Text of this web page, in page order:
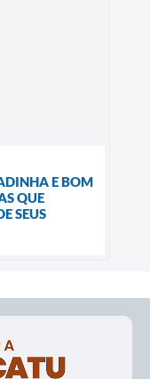
E BOM
QUE
SEUS